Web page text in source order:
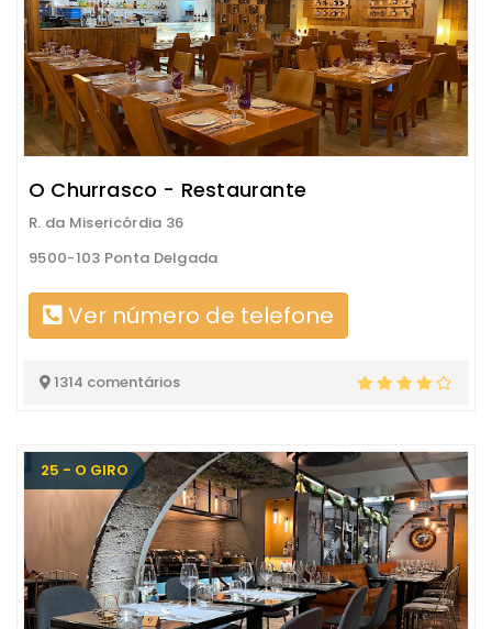
O Churrasco - Restaurante
R. da Misericórdia 36
9500-103 Ponta Delgada
Ver número de telefone
1314 comentários
25 - O GIRO